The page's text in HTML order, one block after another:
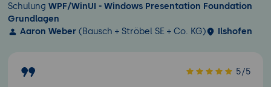
Schulung WPF/WinUI - Windows Presentation Foundation
Grundlagen
Aaron Weber (Bausch + Ströbel SE + Co. KG) Ilshofen
5/5